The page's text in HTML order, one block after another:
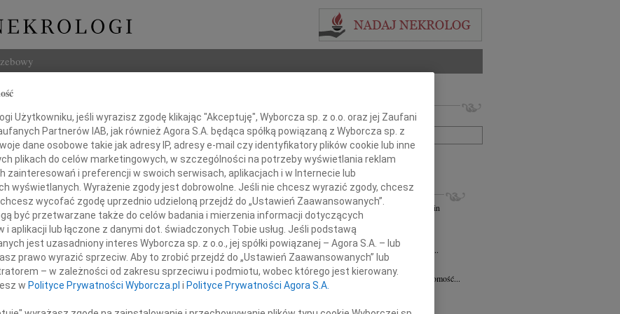
się w żałobie i smutku
naszemu Drogiemu Koledze
Imię i nazwisko lub numer ogłoszenia:
+ szukanie zaawansowane
INNE NEKROLOGI
Aleksandra Szpaczyńska 29.07.2026
Szczecin
Z wielkim smutkiem i żalem przyjąłem...
23.07.2026Szczecin
Pani mec. Joannie Martyniuk-Plasze wyrazy...
Edward Ciupak
08.07.2026
Z wielkim smutkiem i żalem przyjąłem wiadomość...
Stanisław Pietrzak
Z wielkim smutkiem i żalem przyjąłem...
Użytkowniku, jeśli wyrazisz zgodę klikając "Akceptuję", Wyborcza sp. z o.o. oraz jej Zaufani
Partnerów IAB, jak również Agora S.A. będąca spółką powiązaną z Wyborcza sp. z
dane osobowe takie jak adresy IP, adresy e-mail czy identyfikatory plików cookie lub inne
plikach do celów marketingowych, w szczególności na potrzeby wyświetlania reklam
zainteresowań i preferencji w swoich serwisach, aplikacjach i w Internecie lub
wyświetlanych. Wyrażenie zgody jest dobrowolne. Jeśli nie chcesz wyrazić zgody, chcesz
wycofać zgodę uprzednio udzieloną przejdź do „Ustawień Zaawansowanych”.
być przetwarzane także do celów badania i mierzenia informacji dotyczących
aplikacji lub łączone z danymi dot. świadczonych Tobie usług. Jeśli podstawą
jest uzasadniony interes Wyborcza sp. z o.o., jej spółki powiązanej – Agora S.A. – lub
prawo wyrazić sprzeciw. Aby to zrobić przejdź do „Ustawień Zaawansowanych” lub
– w zależności od zakresu sprzeciwu i podmiotu, wobec którego jest kierowany.
w Polityce Prywatności Wyborcza.pl i Polityce Prywatności Agora S.A.